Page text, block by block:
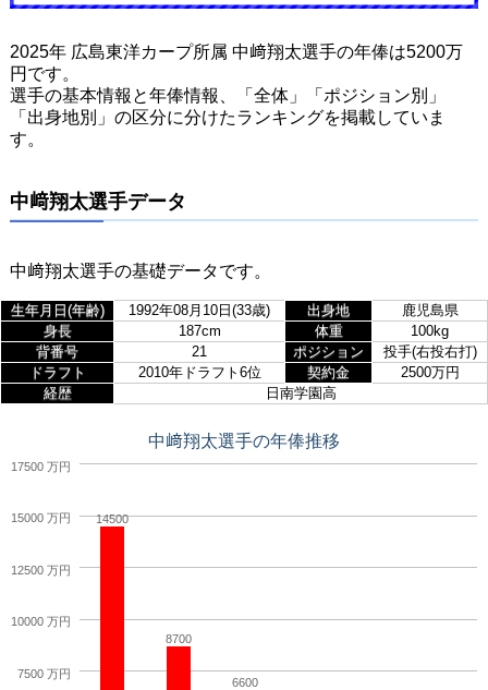
2025年 広島東洋カープ所属 中﨑翔太選手の年俸は5200万
円です。
選手の基本情報と年俸情報、「全体」「ポジション別」
「出身地別」の区分に分けたランキングを掲載していま
す。
中﨑翔太選手データ
中﨑翔太選手の基礎データです。
生年月日(年齢) 1992年08月10日(33歳) 出身地
鹿児島県
身長
187cm 体重
100kg
背番号
21 ポジション
投手(右投右打)
ドラフト
2010年ドラフト6位 契約金
2500万円
経歴
日南学園高
中﨑翔太選手の年俸推移
14500
8700
6600
7500 万円
10000 万円
12500 万円
15000 万円
17500 万円